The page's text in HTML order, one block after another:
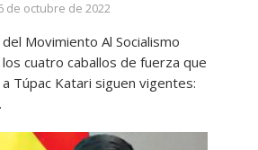
de octubre de 2022
Movimiento Al Socialismo
cuatro caballos de fuerza que
Túpac Katari siguen vigentes: